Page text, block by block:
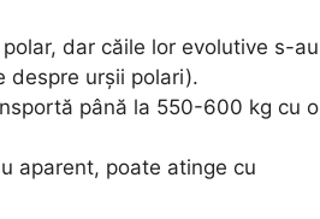
dar căile lor evolutive s-au
despre urșii polari).
până la 550-600 kg cu o
aparent, poate atinge cu